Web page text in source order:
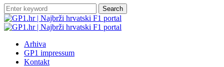
Search
Arhiva
GP1 impressum
Kontakt